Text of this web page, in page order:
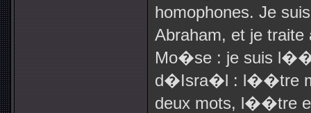
homophones. Je
Abraham, et je
Mo�se : je suis
d�Isra�l : l��tre
deux mots, l��tre